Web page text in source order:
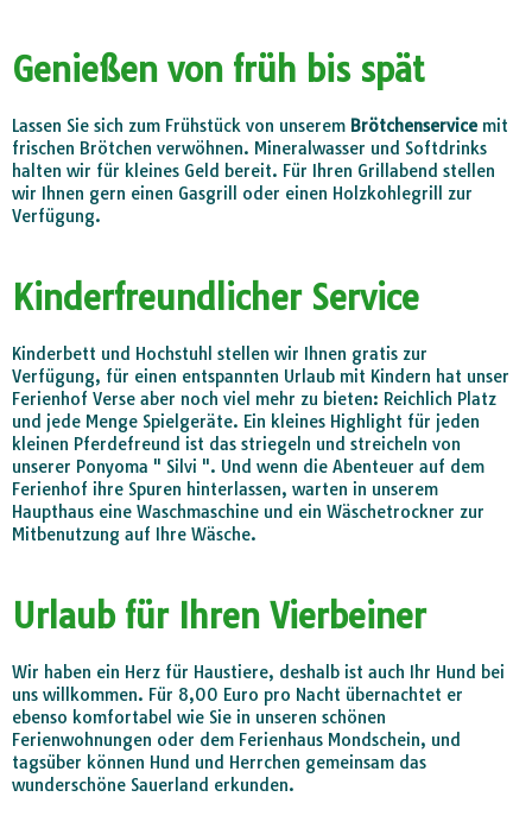
Genießen von früh bis spät
Lassen Sie sich zum Frühstück von unserem Brötchenservice mit
frischen Brötchen verwöhnen. Mineralwasser und Softdrinks
halten wir für kleines Geld bereit. Für Ihren Grillabend stellen
wir Ihnen gern einen Gasgrill oder einen Holzkohlegrill zur
Verfügung.
Kinderfreundlicher Service
Kinderbett und Hochstuhl stellen wir Ihnen gratis zur
Verfügung, für einen entspannten Urlaub mit Kindern hat unser
Ferienhof Verse aber noch viel mehr zu bieten: Reichlich Platz
und jede Menge Spielgeräte. Ein kleines Highlight für jeden
kleinen Pferdefreund ist das striegeln und streicheln von
unserer Ponyoma " Silvi ". Und wenn die Abenteuer auf dem
Ferienhof ihre Spuren hinterlassen, warten in unserem
Haupthaus eine Waschmaschine und ein Wäschetrockner zur
Mitbenutzung auf Ihre Wäsche.
Urlaub für Ihren Vierbeiner
Wir haben ein Herz für Haustiere, deshalb ist auch Ihr Hund bei
uns willkommen. Für 8,00 Euro pro Nacht übernachtet er
ebenso komfortabel wie Sie in unseren schönen
Ferienwohnungen oder dem Ferienhaus Mondschein, und
tagsüber können Hund und Herrchen gemeinsam das
wunderschöne Sauerland erkunden.